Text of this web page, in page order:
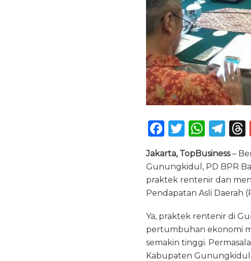
F
c
e
b
o
o
k
T
it
te
r
W
h
a
ts
A
p
p
T
e
g
ra
m
Jakarta, TopBusiness–
Gunungkidul, PD BPR
praktek rentenir dan
Pendapatan Asli Daerah
Ya, praktek rentenir di
pertumbuhan ekonomi
semakin tinggi.
Kabupaten Gunungkidul.